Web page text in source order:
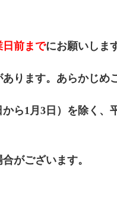
日前までにお願いしま
ります。あらかじめ
ら1月3日）を除く、
がございます。